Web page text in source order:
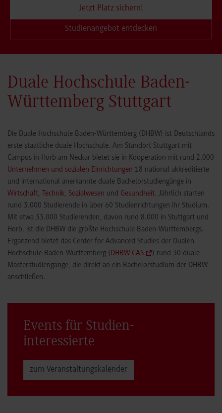
Jetzt Platz sichern!
Studienangebot entdecken
Duale Hochschule Baden-
Württemberg Stuttgart
Die Duale Hochschule Baden-Württemberg (DHBW) ist Deutschlands
erste staatliche duale Hochschule. Am Standort Stuttgart mit
Campus in Horb am Neckar bietet sie in Kooperation mit rund 2.000
Unternehmen und sozialen Einrichtungen 18 national akkreditierte
und international anerkannte duale Bachelorstudiengänge in
Wirtschaft, Technik, Sozialwesen und Gesundheit. Jährlich starten
rund 3.000 Studierende in über 60 Studienrichtungen ihr Studium.
Mit etwa 33.000 Studierenden, davon rund 8.000 in Stuttgart und
Horb, ist die DHBW die größte Hochschule Baden-Württembergs.
Ergänzend bietet das Center for Advanced Studies der Dualen
Hochschule Baden-Württemberg (DHBW CAS
) rund 30 duale
Masterstudiengänge, die direkt an ein Bachelorstudium der DHBW
anschließen.
Events für Studien­
interessierte
zum Veranstaltungs­kalender